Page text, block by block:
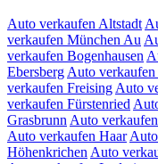
Auto verkaufen Altstadt
verkaufen München Au
verkaufen Bogenhausen
Ebersberg Auto
verkaufen Freising Auto
verkaufen Fürstenried
Grasbrunn Auto
Auto verkaufen Haar
Höhenkrichen Auto